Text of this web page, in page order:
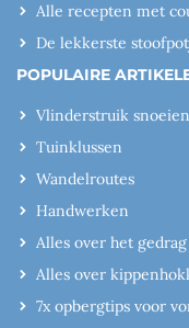
Alle recepten met
De lekkerste
POPULAIRE
Vlinderstruik
Tuinklussen
Wandelroutes
Handwerken
Alles over het
Alles over
7x opbergtips voor